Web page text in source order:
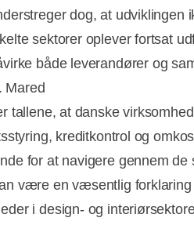
dog, at udviklingen
sektorer oplever fortsat
både leverandører og
tallene, at danske
kreditkontrol og
for at navigere gennem de
være en væsentlig forklaring
i design- og